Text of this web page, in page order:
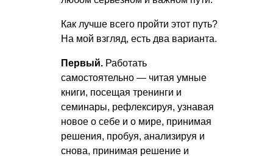
Как лучше всего пройти этот путь?
На мой взгляд, есть два варианта.
Первый. Работать
самостоятельно — читая умные
книги, посещая тренинги и
семинары, рефлексируя, узнавая
новое о себе и о мире, принимая
решения, пробуя, анализируя и
снова, принимая решение и